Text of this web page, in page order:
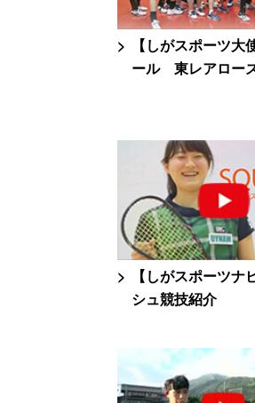
【しがスポーツ大
ール 東レアロー
【しがスポーツナ
シュ競技紹介